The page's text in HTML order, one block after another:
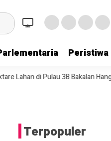
Peristiwa
Bakalan Hangus Dilalap Si Jago
Terpopuler